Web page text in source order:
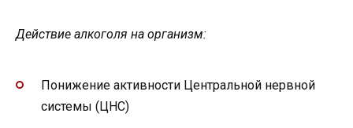
Действие алкоголя на организм:
Понижение активности Центральной нервной
системы (ЦНС)